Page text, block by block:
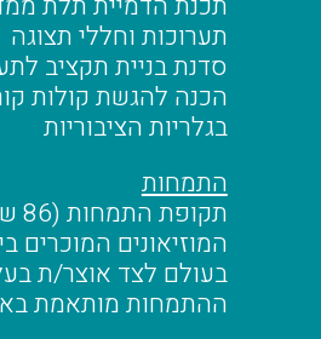
תערוכות וחללי תצוגה
סדנת בניית תקציב
הכנה להגשת קולות
בגלריות הציבוריות
התמחות
המוזיאונים המוכרים
בעולם לצד אוצר/ת
ההתמחות מותאמת